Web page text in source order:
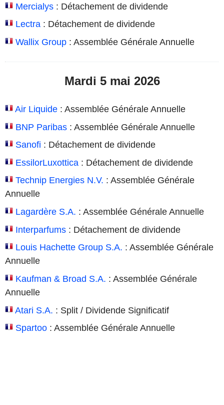
Mercialys : Détachement de dividende
Lectra : Détachement de dividende
Wallix Group : Assemblée Générale Annuelle
Mardi 5 mai 2026
Air Liquide : Assemblée Générale Annuelle
BNP Paribas : Assemblée Générale Annuelle
Sanofi : Détachement de dividende
EssilorLuxottica : Détachement de dividende
Technip Energies N.V. : Assemblée Générale
Annuelle
Lagardère S.A. : Assemblée Générale Annuelle
Interparfums : Détachement de dividende
Louis Hachette Group S.A. : Assemblée Générale
Annuelle
Kaufman & Broad S.A. : Assemblée Générale
Annuelle
Atari S.A. : Split / Dividende Significatif
Spartoo : Assemblée Générale Annuelle